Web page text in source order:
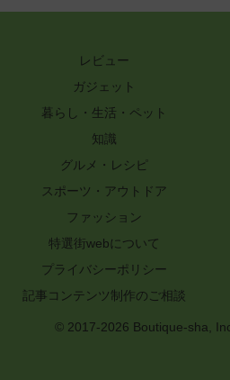
レビュー
ガジェット
暮らし・生活・ペット
知識
グルメ・レシピ
スポーツ・アウトドア
ファッション
特選街webについて
プライバシーポリシー
記事コンテンツ制作のご相談
© 2017-2026 Boutique-sha,